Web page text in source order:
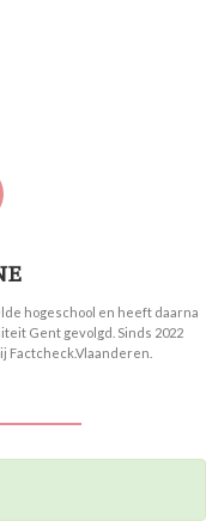
hogeschool en heeft daarna
Gent gevolgd. Sinds 2022